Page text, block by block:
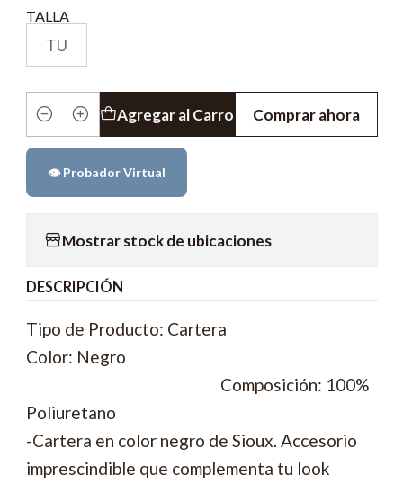
TALLA
TU
Cantidad
Agregar al Carro Comprar ahora
👁️ Probador Virtual
Mostrar stock de ubicaciones
DESCRIPCIÓN
Tipo de Producto: Cartera
Color: Negro
Composición: 100%
Poliuretano
-Cartera en color negro de Sioux. Accesorio
imprescindible que complementa tu look